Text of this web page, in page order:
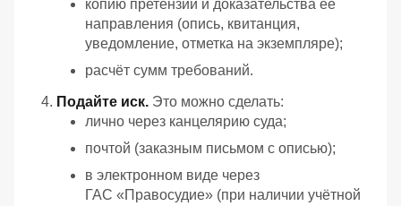
копию претензии и доказательства её
направления (опись, квитанция,
уведомление, отметка на экземпляре);
расчёт сумм требований.
Подайте иск. Это можно сделать:
лично через канцелярию суда;
почтой (заказным письмом с описью);
в электронном виде через
ГАС «Правосудие» (при наличии учётной